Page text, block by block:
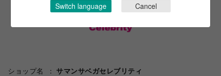
ショップ名
サマンサベガセレブリティ
Switch language Cancel